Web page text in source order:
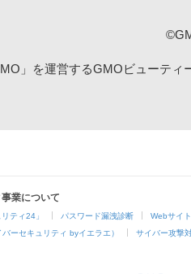
」を運営するGMOビューティ
業について
ティ24」 パスワード漏洩診断 Webサイ
ーセキュリティ byイエラエ） サイバー攻撃